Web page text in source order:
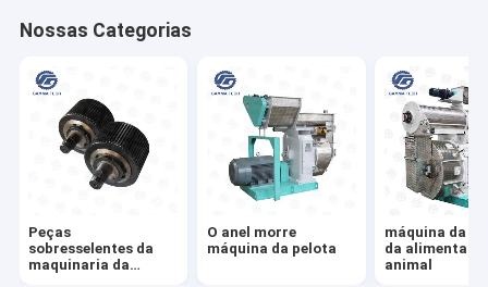
Linha de Produção de Ração para Peixes
Alimentação Bulkers
Nossas Categorias
Peças
sobresselentes da
maquinaria da
O anel morre
máquina da pelota
máquina da
da
animal